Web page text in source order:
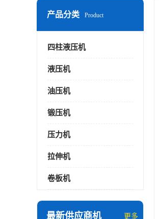
产品分类 Product
四柱液压机
液压机
油压机
锻压机
压力机
拉伸机
卷板机
最新供应商机 更多